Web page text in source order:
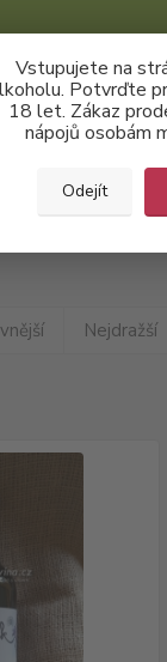
Vstupujete na
Potvrďte
18 let. Zákaz
nápojů osobám
Odejít
Neronet
Nejdražší